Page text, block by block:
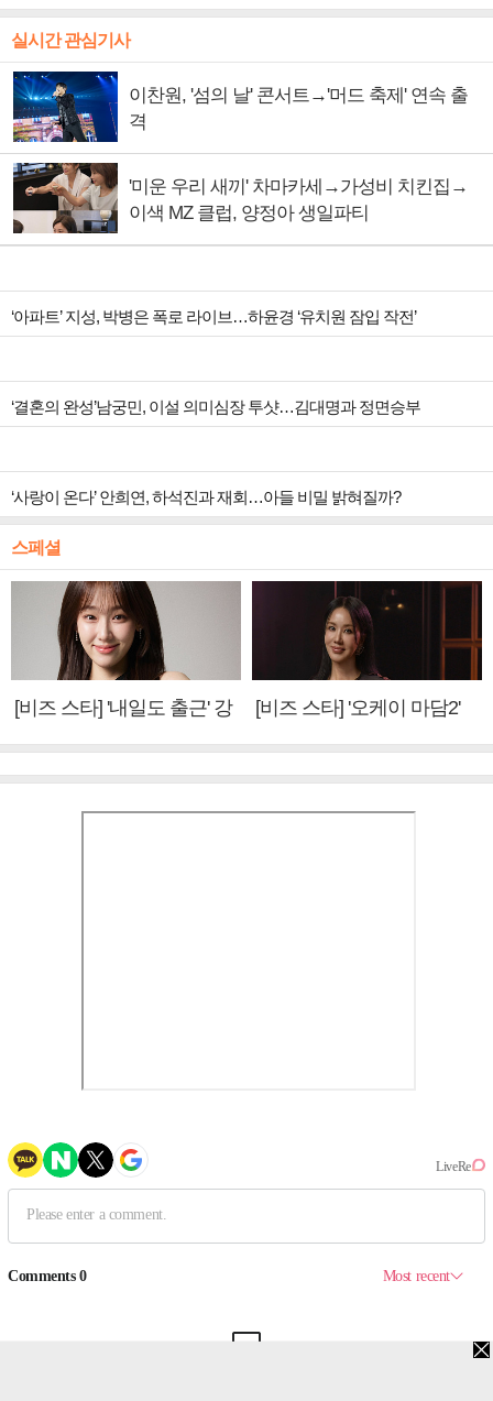
실시간 관심기사
이찬원, '섬의 날' 콘서트→'머드 축제' 연속 출
격
'미운 우리 새끼' 차마카세→가성비 치킨집→
이색 MZ 클럽, 양정아 생일파티
‘아파트’ 지성, 박병은 폭로 라이브…하윤경 ‘유치원 잠입 작전’
‘결혼의 완성’남궁민, 이설 의미심장 투샷…김대명과 정면승부
‘사랑이 온다’ 안희연, 하석진과 재회…아들 비밀 밝혀질까?
스페셜
[비즈 스타] '내일도 출근' 강
[비즈 스타] '오케이 마담2'